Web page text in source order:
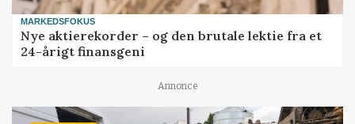
MARKEDSFOKUS
Nye aktierekorder – og den brutale lektie fra et
24-årigt finansgeni
Annonce